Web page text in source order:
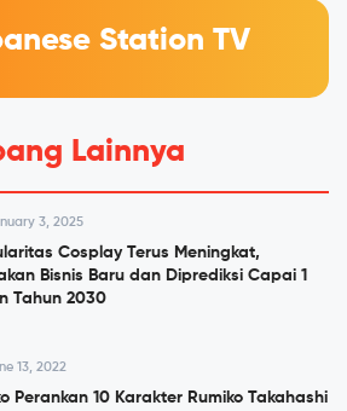
Station TV
Lainnya
3, 2025
Cosplay Terus Meningkat,
Bisnis Baru dan Diprediksi Capai 1
Tahun 2030
13, 2022
Perankan 10 Karakter Rumiko Takahashi